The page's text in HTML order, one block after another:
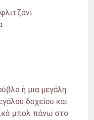
ή μια μεγάλη
δοχείου και
μπολ πάνω στο